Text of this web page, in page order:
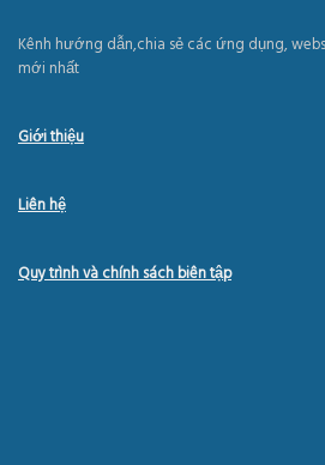
Kênh hướng dẫn,chia sẻ các ứng dụng,
mới nhất
Giới thiệu
Liên hệ
Quy trình và chính sách biên tập